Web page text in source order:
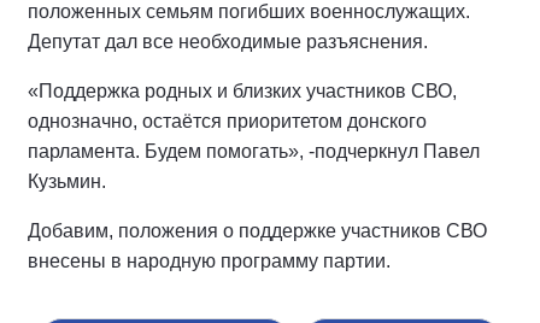
положенных семьям погибших военнослужащих.
Депутат дал все необходимые разъяснения.
«Поддержка родных и близких участников СВО,
однозначно, остаётся приоритетом донского
парламента. Будем помогать», -подчеркнул Павел
Кузьмин.
Добавим, положения о поддержке участников СВО
внесены в народную программу партии.